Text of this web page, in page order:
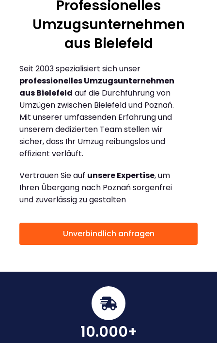
Professionelles
Umzugsunternehmen
aus Bielefeld
Seit 2003 spezialisiert sich unser
professionelles Umzugsunternehmen
aus Bielefeld auf die Durchführung von
Umzügen zwischen Bielefeld und Poznań.
Mit unserer umfassenden Erfahrung und
unserem dedizierten Team stellen wir
sicher, dass Ihr Umzug reibungslos und
effizient verläuft.
Vertrauen Sie auf unsere Expertise, um
Ihren Übergang nach Poznań sorgenfrei
und zuverlässig zu gestalten
Unverbindlich anfragen
10.000+